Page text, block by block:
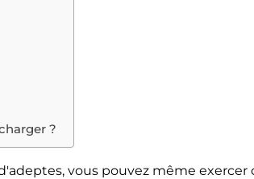
?
vous pouvez même exercer